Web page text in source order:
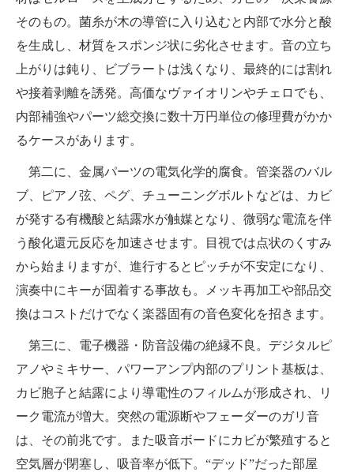
そのもの。菌糸が木の導管に入り込むと内部で水分と酸
を生成し、材質をスポンジ状に劣化させます。音の立ち
上がりは鈍り、ビブラートは浅くなり、最終的には割れ
や接着剥離を誘発。高価なヴァイオリンやチェロでも、
内部補強やパーツ総交換に数十万円単位の修理費がかか
るケースがあります。
第二に、金属パーツの電気化学的腐食。管楽器のバル
ブ、ピアノ弦、ペグ、チューニングボルトなどは、カビ
が発する有機酸と結露水が触媒となり、微弱な電流を伴
う酸化還元反応を加速させます。目視では点状のくすみ
から始まりますが、進行するとピッチが不安定になり、
演奏中にキーが固着する事故も。メッキ再加工や部品交
換はコストだけでなく楽器固有の音色変化を招きます。
第三に、電子機器・防音設備の絶縁不良。デジタルピ
アノやミキサー、パワーアンプ内部のプリント基板は、
カビ胞子と結露により導電性のフィルムが形成され、リ
ーク電流が増大。突然の電源断やフェーダーのガリ音
は、その前兆です。また吸音ボードにカビが繁殖すると
空気層が閉塞し、吸音率が低下。“デッド”だった部屋